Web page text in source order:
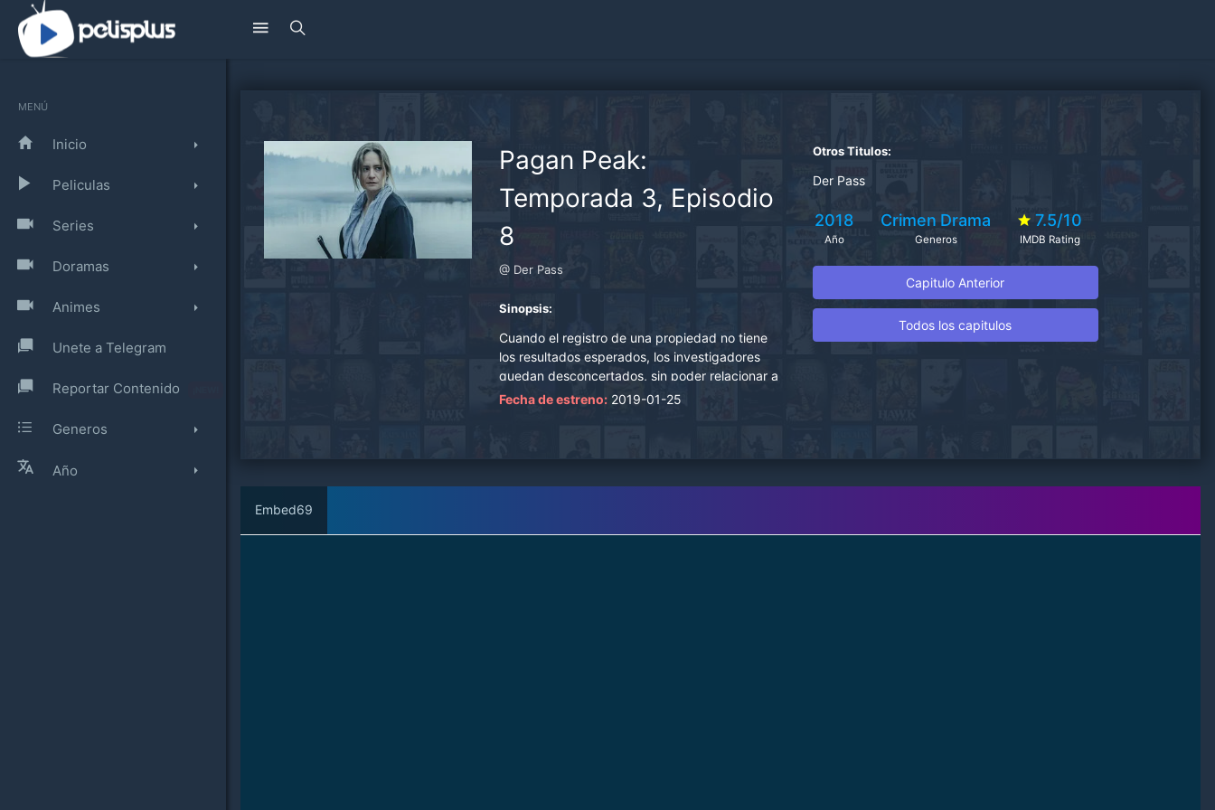
MENÚ
Inicio
Peliculas
Series
Doramas
Animes
Unete a Telegram
Reportar Contenido
Generos
Año
Pagan Peak:
Temporada 3, Episodio
8
@ Der Pass
Sinopsis:
Cuando el registro de una propiedad no tiene
los resultados esperados, los investigadores
quedan desconcertados, sin poder relacionar a
los sospechosos con los asesinatos. Los
Fecha de estreno: 2019-01-25
Otros Titulos:
Der Pass
2018
Año
Crimen Drama
Generos
7.5/10
IMDB Rating
Capitulo Anterior
Todos los capitulos
Embed69